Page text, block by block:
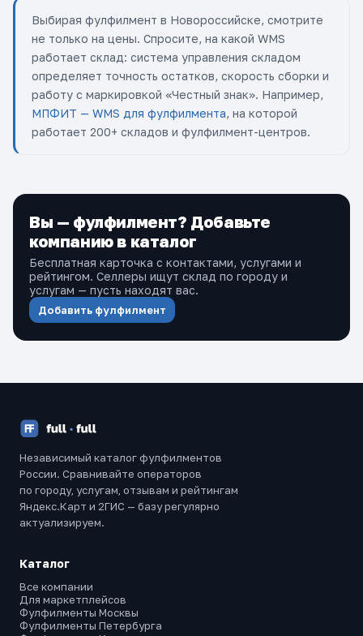
Выбирая фулфилмент в Новороссийске, смотрите
не только на цены. Спросите, на какой WMS
работает склад: система управления складом
определяет точность остатков, скорость сборки и
работу с маркировкой «Честный знак». Например,
МПФИТ — WMS для фулфилмента, на которой
работает 200+ складов и фулфилмент-центров.
Вы — фулфилмент? Добавьте
компанию в каталог
Бесплатная карточка с контактами, услугами и
рейтингом. Селлеры ищут склад по городу и
услугам — пусть находят вас.
Добавить фулфилмент
Независимый каталог фулфилментов
России. Сравнивайте операторов
по городу, услугам, отзывам и рейтингам
Яндекс.Карт и 2ГИС — базу регулярно
актуализируем.
Каталог
Все компании
Для маркетплейсов
Фулфилменты Москвы
Фулфилменты Петербурга